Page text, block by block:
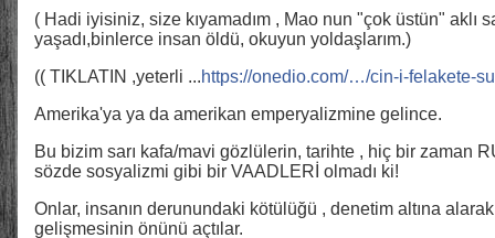
( Hadi iyisiniz, size kıyamadım , Mao nun "çok üstün" aklı
yaşadı,binlerce insan öldü, okuyun yoldaşlarım.)
(( TIKLATIN ,yeterli ...https://onedio.com/…/cin-i-felakete-
Amerika'ya ya da amerikan emperyalizmine gelince.
Bu bizim sarı kafa/mavi gözlülerin, tarihte , hiç bir zaman
sözde sosyalizmi gibi bir VAADLERİ olmadı ki!
Onlar, insanın derunundaki kötülüğü , denetim altına
gelişmesinin önünü açtılar.